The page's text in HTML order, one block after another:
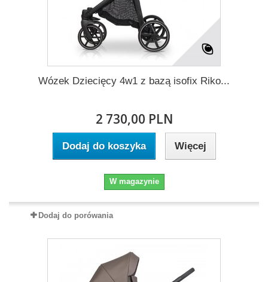
Wózek Dziecięcy 4w1 z bazą isofix Riko...
2 730,00 PLN
Dodaj do koszyka Więcej
W magazynie
Dodaj do porówania